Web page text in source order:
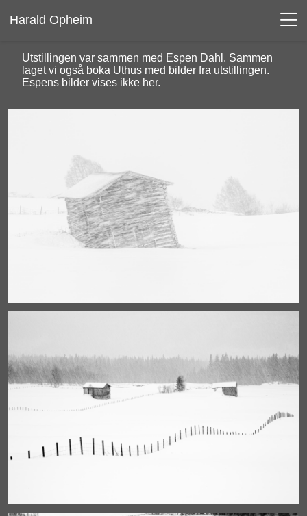
Harald Opheim
Utstillingen var sammen med Espen Dahl. Sammen
laget vi også boka Uthus med bilder fra utstillingen.
Espens bilder vises ikke her.